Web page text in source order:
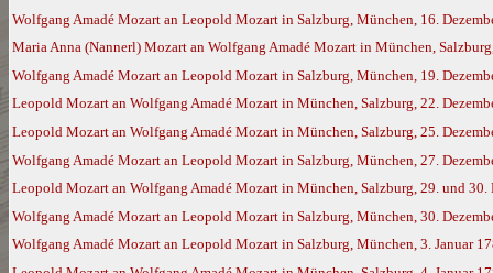
Wolfgang Amadé Mozart an Leopold Mozart in Salzburg, München, 16.
Maria Anna (Nannerl) Mozart an Wolfgang Amadé Mozart in München,
Wolfgang Amadé Mozart an Leopold Mozart in Salzburg, München, 19.
Leopold Mozart an Wolfgang Amadé Mozart in München, Salzburg, 22.
Leopold Mozart an Wolfgang Amadé Mozart in München, Salzburg, 25.
Wolfgang Amadé Mozart an Leopold Mozart in Salzburg, München, 27.
Leopold Mozart an Wolfgang Amadé Mozart in München, Salzburg, 29. und
Wolfgang Amadé Mozart an Leopold Mozart in Salzburg, München, 30.
Wolfgang Amadé Mozart an Leopold Mozart in Salzburg, München, 3. Januar